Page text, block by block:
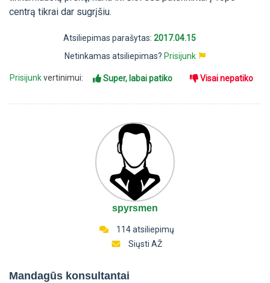
centrą tikrai dar sugrįšiu.
Atsiliepimas parašytas: 2017.04.15
Netinkamas atsiliepimas? Prisijunk
Prisijunkvertinimui: Super, labai patiko Visai nepatiko
spyrsmen
114 atsiliepimų
Siųsti AŽ
Mandagūs konsultantai